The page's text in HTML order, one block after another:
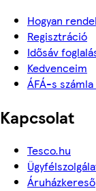
Hogyan
Regisztráció
Idősáv
Kedvenceim
ÁFÁ-s
Kapcsolat
Tesco.hu
Áruházkereső